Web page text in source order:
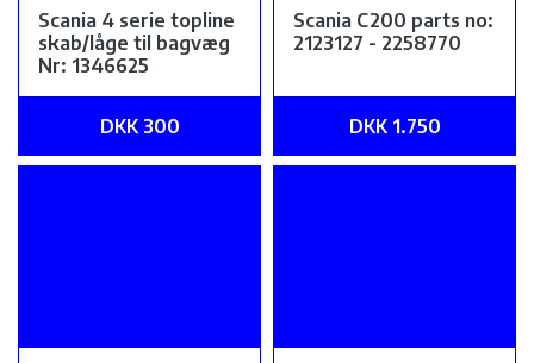
Scania 4 serie topline
skab/låge til bagvæg
Nr: 1346625
DKK 300
Scania C200 parts no:
2123127 - 2258770
DKK 1.750